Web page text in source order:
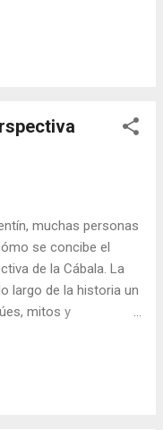
sino que se enfoca
de la disciplina, la
pragmática de la vida.
muchas personas
se concibe el
de la Cábala. La
largo de la historia un
mitos y
natural
se considera una